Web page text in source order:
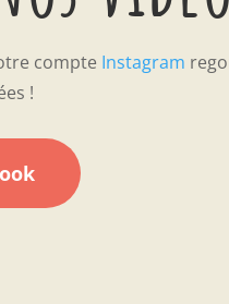
compte Instagram
!